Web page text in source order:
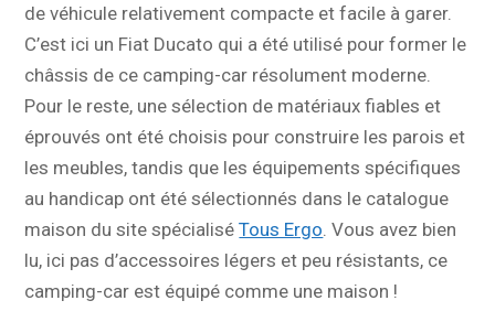
de véhicule relativement compacte et facile à garer.
C’est ici un Fiat Ducato qui a été utilisé pour former le
châssis de ce camping-car résolument moderne.
Pour le reste, une sélection de matériaux fiables et
éprouvés ont été choisis pour construire les parois et
les meubles, tandis que les équipements spécifiques
au handicap ont été sélectionnés dans le catalogue
maison du site spécialiséTous Ergo . Vous avez bien
lu, ici pas d’accessoires légers et peu résistants, ce
camping-car est équipé comme une maison !